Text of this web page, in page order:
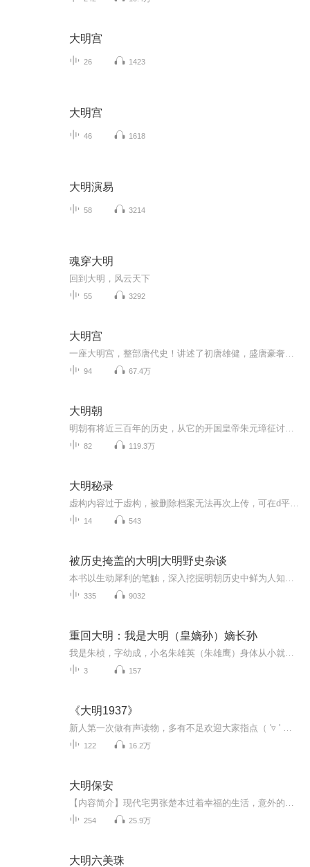
大明宫
26 1423
大明宫
46 1618
大明演易
58 3214
魂穿大明
回到大明，风云天下
55 3292
大明宫
94 67.4万
大明朝
82 119.3万
大明秘录
14 543
被历史掩盖的大明|大明野史杂谈
335 9032
重回大明：我是大明（皇嫡孙）嫡长孙
3 157
《大明1937》
122 16.2万
大明保安
254 25.9万
大明六美珠